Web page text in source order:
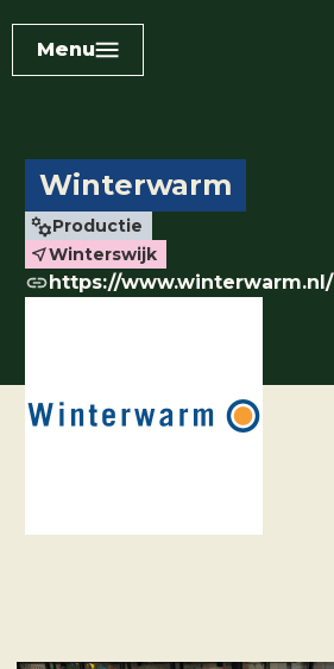
Menu
Winterwarm
Productie
Winterswijk
https://www.winterwarm.nl/